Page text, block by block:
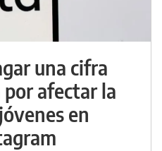
una cifra
afectar la
en